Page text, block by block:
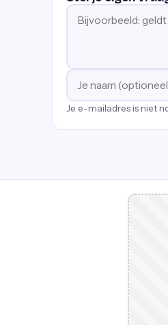
Je e-mailadres is niet